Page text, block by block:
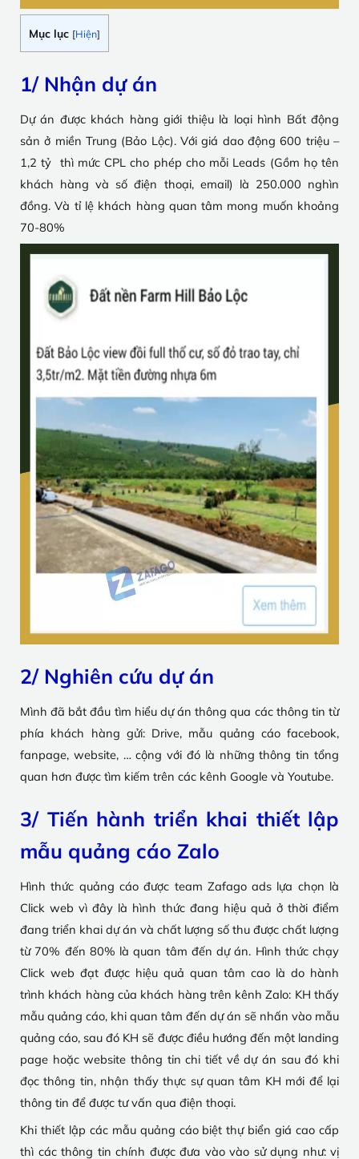
Mục lục [Hiện]
1/ Nhận dự án
Dự án được khách hàng giới thiệu là loại hình Bất động
sản ở miền Trung (Bảo Lộc). Với giá dao động 600 triệu –
1,2 tỷ thì mức CPL cho phép cho mỗi Leads (Gồm họ tên
khách hàng và số điện thoại, email) là 250.000 nghìn
đồng. Và tỉ lệ khách hàng quan tâm mong muốn khoảng
70-80%
2/ Nghiên cứu dự án
Mình đã bắt đầu tìm hiểu dự án thông qua các thông tin từ
phía khách hàng gửi: Drive, mẫu quảng cáo facebook,
fanpage, website, … cộng với đó là những thông tin tổng
quan hơn được tìm kiếm trên các kênh Google và Youtube.
3/ Tiến hành triển khai thiết lập
mẫu quảng cáo Zalo
Hình thức quảng cáo được team Zafago ads lựa chọn là
Click web vì đây là hình thức đang hiệu quả ở thời điểm
đang triển khai dự án và chất lượng số thu được chất lượng
từ 70% đến 80% là quan tâm đến dự án. Hình thức chạy
Click web đạt được hiệu quả quan tâm cao là do hành
trình khách hàng của khách hàng trên kênh Zalo: KH thấy
mẫu quảng cáo, khi quan tâm đến dự án sẽ nhấn vào mẫu
quảng cáo, sau đó KH sẽ được điều hướng đến một landing
page hoặc website thông tin chi tiết về dự án sau đó khi
đọc thông tin, nhận thấy thực sự quan tâm KH mới để lại
thông tin để được tư vấn qua điện thoại.
Khi thiết lập các mẫu quảng cáo biệt thự biển giá cao cấp
thì các thông tin chính được đưa vào vào sử dụng như: vị